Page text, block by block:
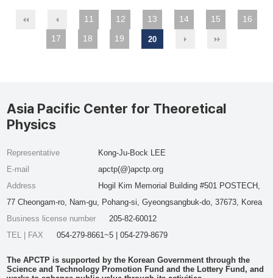
11 12 13 14 15
16
17
18 19 20
Asia Pacific Center for Theoretical
Physics
Representative
Kong-Ju-Bock LEE
E-mail
apctp(@)apctp.org
Address
Hogil Kim Memorial Building #501 POSTECH,
77 Cheongam-ro, Nam-gu, Pohang-si, Gyeongsangbuk-do, 37673, Korea
Business license number
205-82-60012
TEL | FAX
054-279-8661~5 | 054-279-8679
The APCTP is supported by the Korean Government through the
Science and Technology Promotion Fund and the Lottery Fund, and